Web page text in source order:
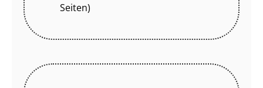
Seiten)